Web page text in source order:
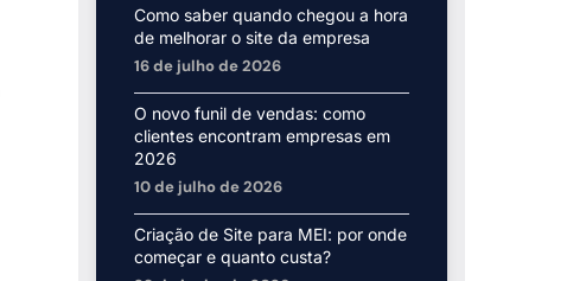
Como saber quando chegou a hora
de melhorar o site da empresa
16 de julho de 2026
O novo funil de vendas: como
clientes encontram empresas em
2026
10 de julho de 2026
Criação de Site para MEI: por onde
começar e quanto custa?